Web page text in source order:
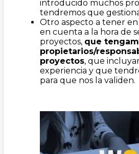
introducido muchos
tendremos que
Otro aspecto a tener
en cuenta a la hora de
proyectos, que
propietarios/
proyectos, que
experiencia y que
para que nos la validen.